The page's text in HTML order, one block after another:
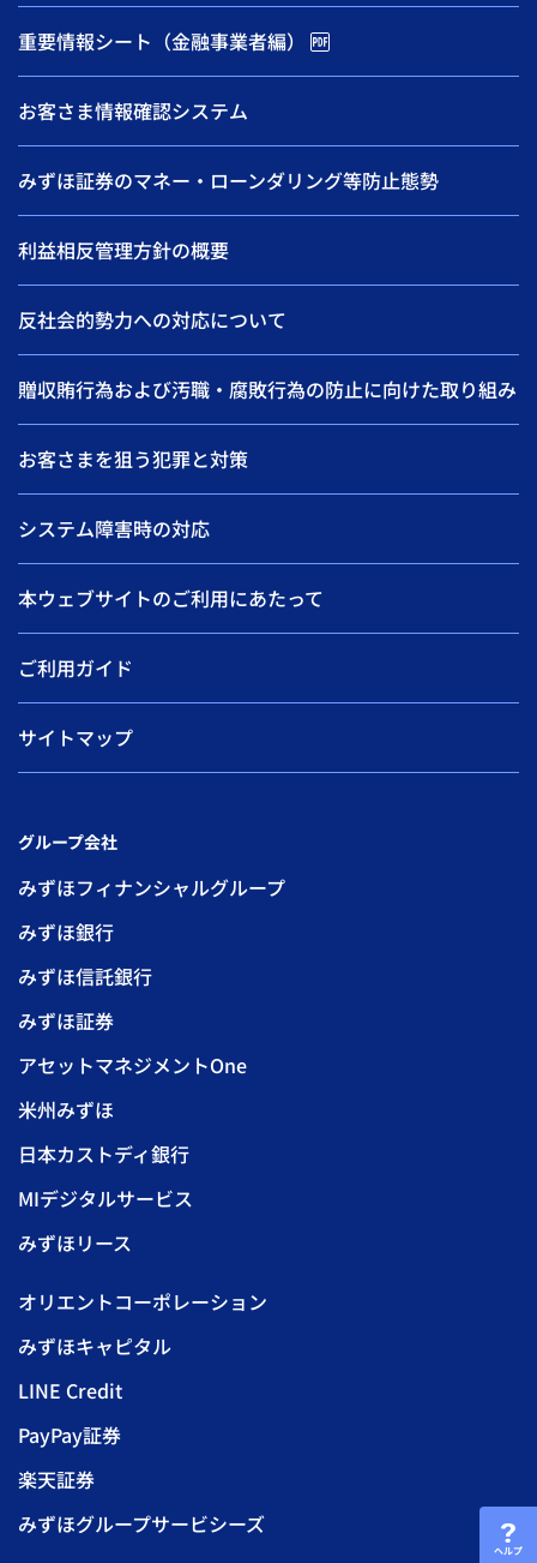
ヘルプ
重要情報シート（金融事業者編）
お客さま情報確認システム
みずほ証券のマネー・ローンダリング等防止態勢
利益相反管理方針の概要
反社会的勢力への対応について
贈収賄行為および汚職・腐敗行為の防止に向けた取り組み
お客さまを狙う犯罪と対策
システム障害時の対応
本ウェブサイトのご利用にあたって
ご利用ガイド
サイトマップ
グループ会社
みずほフィナンシャルグループ
みずほ銀行
みずほ信託銀行
みずほ証券
アセットマネジメントOne
米州みずほ
日本カストディ銀行
MIデジタルサービス
みずほリース
オリエントコーポレーション
みずほキャピタル
LINE Credit
PayPay証券
楽天証券
みずほグループサービシーズ